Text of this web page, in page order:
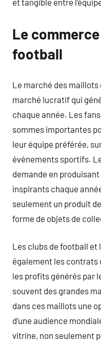
et tangible entre
Le
football
Le marché des
marché lucratif qui
chaque année. Les
sommes importantes
leur équipe préférée,
événements sportifs.
demande en
inspirants chaque
seulement un produit
forme de objets de
Les clubs de football
également les contrats
les profits générés par
souvent des grandes
dans ces maillots une
d’une audience
vitrine, non seulement